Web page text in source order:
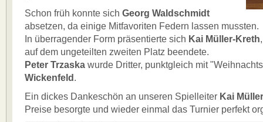
Schon früh konnte sich Georg Waldschmidt
absetzen, da einige Mitfavoriten Federn lassen mussten.
In überragender Form präsentierte sich Kai Müller-Kreth
auf dem ungeteilten zweiten Platz beendete.
Peter Trzaska wurde Dritter, punktgleich mit
Wickenfeld .
Ein dickes Dankeschön an unseren Spielleiter Kai
Preise besorgte und wieder einmal das Turnier perfekt